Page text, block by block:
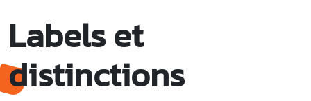
Labels et
distinctions